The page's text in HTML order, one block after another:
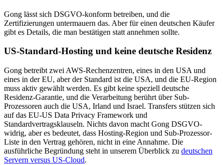
Gong lässt sich DSGVO-konform betreiben, und die
Zertifizierungen untermauern das. Aber für einen deutschen Käufer
gibt es Details, die man bestätigen statt annehmen sollte.
US-Standard-Hosting und keine deutsche Residenz
Gong betreibt zwei AWS-Rechenzentren, eines in den USA und
eines in der EU, aber der Standard ist die USA, und die EU-Region
muss aktiv gewählt werden. Es gibt keine speziell deutsche
Residenz-Garantie, und die Verarbeitung berührt über Sub-
Prozessoren auch die USA, Irland und Israel. Transfers stützen sich
auf das EU-US Data Privacy Framework und
Standardvertragsklauseln. Nichts davon macht Gong DSGVO-
widrig, aber es bedeutet, dass Hosting-Region und Sub-Prozessor-
Liste in den Vertrag gehören, nicht in eine Annahme. Die
ausführliche Begründung steht in unserem Überblick zu deutschen
Servern versus US-Cloud.